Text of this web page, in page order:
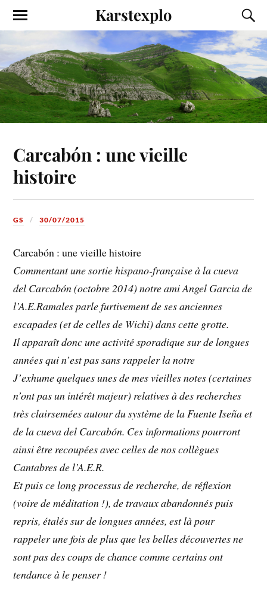
Karstexplo
Carcabón : une vieille
histoire
GS 30/07/2015
Carcabón : une vieille histoire
Commentant une sortie hispano-française à la cueva
del Carcabón (octobre 2014) notre ami Angel Garcia de
l’A.E.Ramales parle furtivement de ses anciennes
escapades (et de celles de Wichi) dans cette grotte.
Il apparaît donc une activité sporadique sur de longues
années qui n’est pas sans rappeler la notre
J’exhume quelques unes de mes vieilles notes (certaines
n’ont pas un intérêt majeur) relatives à des recherches
très clairsemées autour du système de la Fuente Iseña et
de la cueva del Carcabón. Ces informations pourront
ainsi être recoupées avec celles de nos collègues
Cantabres de l’A.E.R.
Et puis ce long processus de recherche, de réflexion
(voire de méditation !), de travaux abandonnés puis
repris, étalés sur de longues années, est là pour
rappeler une fois de plus que les belles découvertes ne
sont pas des coups de chance comme certains ont
tendance à le penser !